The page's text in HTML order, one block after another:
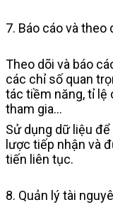
7. Báo cáo và theo
Theo dõi và báo
các chỉ số quan
tác tiềm năng, tỉ lệ
tham gia…
Sử dụng dữ liệu
lược tiếp nhận và
tiến liên tục.
8. Quản lý tài